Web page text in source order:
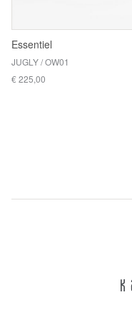
Essentiel
JUGLY / OW01
€ 225,00